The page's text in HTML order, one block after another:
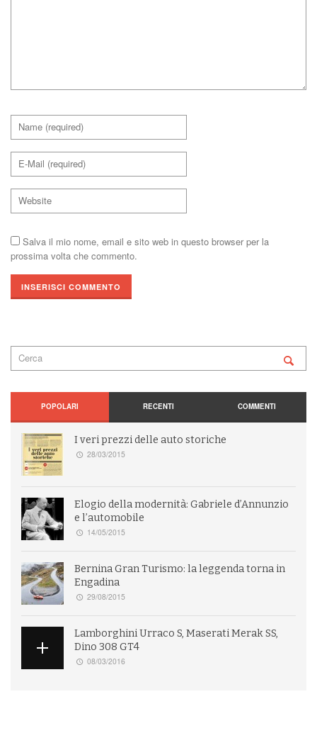
Salva il mio nome, email e sito web in questo browser per la
prossima volta che commento.
POPOLARI RECENTI COMMENTI
I veri prezzi delle auto storiche
28/03/2015
Elogio della modernità: Gabriele d’Annunzio
e l’automobile
14/05/2015
Bernina Gran Turismo: la leggenda torna in
Engadina
29/08/2015
Lamborghini Urraco S, Maserati Merak SS,
Dino 308 GT4
08/03/2016